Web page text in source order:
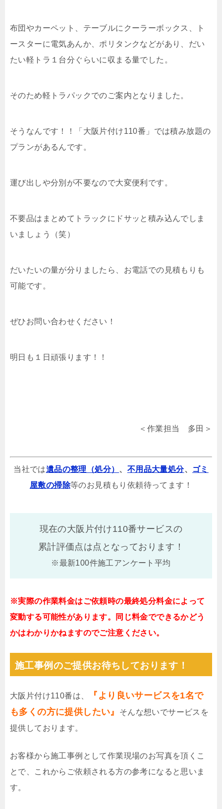
布団やカーペット、テーブルにクーラーボックス、ト
ースターに電気あんか、ポリタンクなどがあり、だい
たい軽トラ１台分ぐらいに収まる量でした。
そのため軽トラパックでのご案内となりました。
そうなんです！！「大阪片付け110番」では積み放題の
プランがあるんです。
運び出しや分別が不要なので大変便利です。
不要品はまとめてトラックにドサッと積み込んでしま
いましょう（笑）
だいたいの量が分りましたら、お電話での見積もりも
可能です。
ぜひお問い合わせください！
明日も１日頑張ります！！
＜作業担当 多田＞
当社では遺品の整理（処分） 、 不用品大量処分、
ゴミ
屋敷の掃除等のお見積もり依頼待ってます！
現在の大阪片付け110番サービスの
累計評価点は点となっております！
※最新100件施工アンケート平均
※実際の作業料金はご依頼時の最終処分料金によって
変動する可能性があります。同じ料金でできるかどう
かはわかりかねますのでご注意ください。
施工事例のご提供お待ちしております！
大阪片付け110番は、
『より良いサービスを1名で
も多くの方に提供したい』
そんな想いでサービスを
提供しております。
お客様から施工事例として作業現場のお写真を頂くこ
とで、これからご依頼される方の参考になると思いま
す。